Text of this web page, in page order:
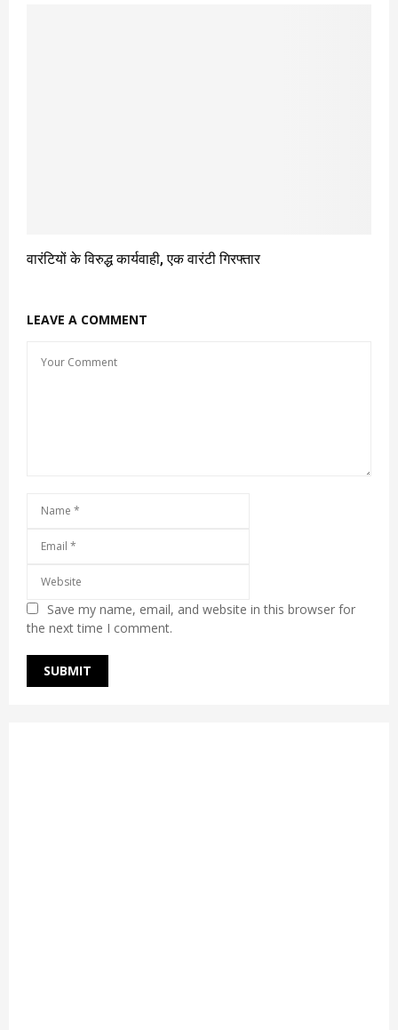
वारंटियों के विरुद्ध कार्यवाही, एक वारंटी गिरफ्तार
LEAVE A COMMENT
Save my name, email, and website in this browser for
the next time I comment.